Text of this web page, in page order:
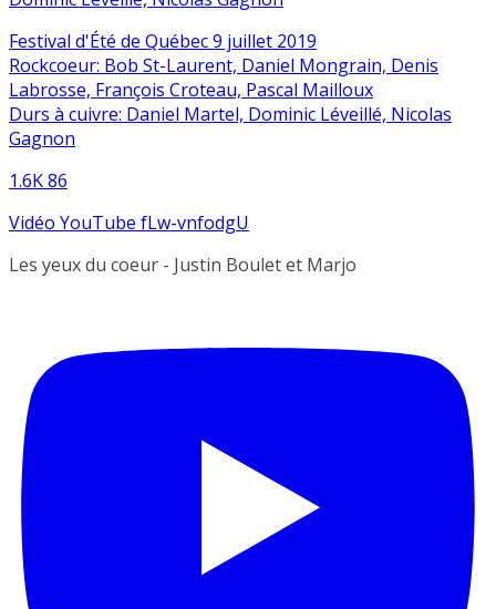
Festival d'Été de Québec 9 juillet 2019
Rockcoeur: Bob St-Laurent, Daniel Mongrain, Denis
Labrosse, François Croteau, Pascal Mailloux
Durs à cuivre: Daniel Martel, Dominic Léveillé, Nicolas
Gagnon
1.6K86
Vidéo YouTube fLw-vnfodgU
Les yeux du coeur - Justin Boulet et Marjo